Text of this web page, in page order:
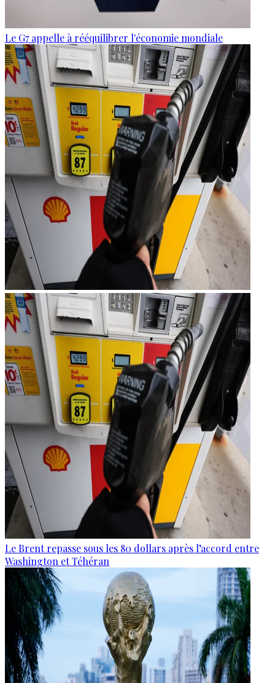
Le G7 appelle à rééquilibrer l'économie mondiale
Le Brent repasse sous les 80 dollars après l’accord entre
Washington et Téhéran